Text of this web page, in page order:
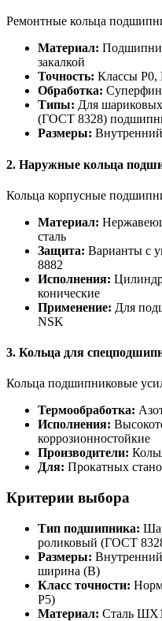
Ремонтные кольца
Материал:
закалкой
Точность: Классы P0,
Обработка:
Типы: Для
(ГОСТ 8328)
Размеры:
2. Наружные кольца
Кольца корпусные
Материал:
сталь
Защита: Варианты с
8882
Исполнения:
конические
Применение: Для
NSK
3. Кольца для
Кольца подшипниковые
Термообработка:
Исполнения:
коррозионностойкие
Производители:
Для: Прокатных
Критерии выбора
Тип подшипника:
роликовый (ГОСТ
Размеры:
ширина (B)
Класс точности:
P5)
Материал: Сталь